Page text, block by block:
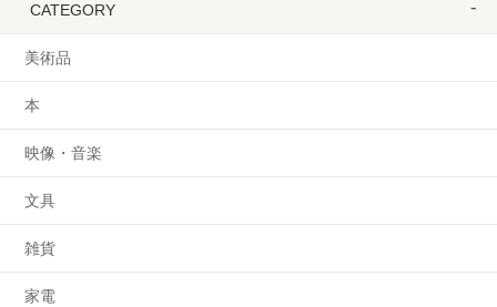
CATEGORY
美術品
本
映像・音楽
文具
雑貨
家電